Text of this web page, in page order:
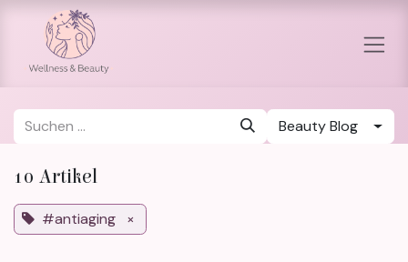
Zum Inhalt springen
Beauty Blog
10 Artikel
#antiaging ×